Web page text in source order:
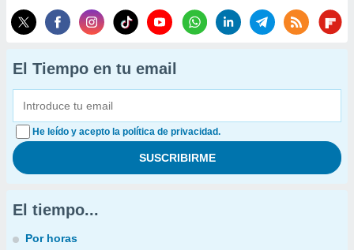
El Tiempo en tu email
He leído y acepto la política de privacidad.
El tiempo...
Por horas